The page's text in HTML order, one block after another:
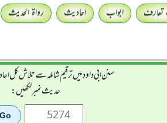
تعارف ابواب احادیث رواۃ الحدیث
سنن ابي داود میں ترقیم شاملہ سے تلاش کل
حدیث نمبر لکھیں: